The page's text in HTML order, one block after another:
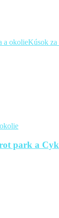
a okolieKúsok za
park a